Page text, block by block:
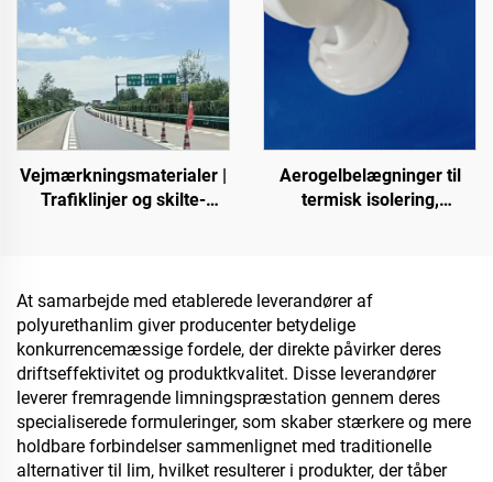
Vejmærkningsmaterialer |
Trafiklinjer og skilte-
Aerogelbelægninger til
termisk isolering,
tag, solstue, ydervæg,
indvendig væg,
adskillelsesvæg,
soveværelse, mødelokale
og klasselokaler, KTV,
underjordisk garage,
underjordisk
hjemmecinema, undergro
At samarbejde med etablerede leverandører af
polyurethanlim giver producenter betydelige
konkurrencemæssige fordele, der direkte påvirker deres
driftseffektivitet og produktkvalitet. Disse leverandører
leverer fremragende limningspræstation gennem deres
specialiserede formuleringer, som skaber stærkere og mere
holdbare forbindelser sammenlignet med traditionelle
alternativer til lim, hvilket resulterer i produkter, der tåber